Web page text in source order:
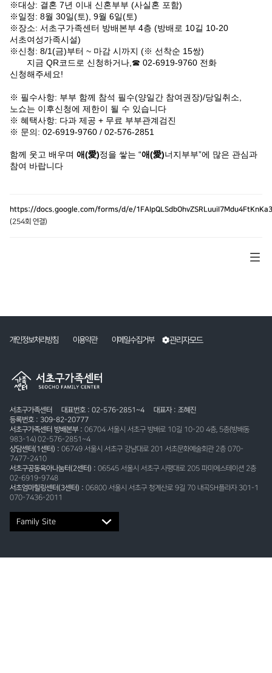
※대상: 결혼 7년 이내 신혼부부 (사실혼 포함)
※일정: 8월 30일(토), 9월 6일(토)
※장소: 서초구가족센터 방배본부 4층 (방배로 10길 10-20
서초여성가족시설)
※신청: 8/1(금)부터 ~ 마감 시까지 (※ 선착순 15쌍)
지금 QR코드로 신청하거나,☎ 02-6919-9760 전화
신청해주세요!
※ 필수사항: 부부 함께 참석 필수(양일간 참여권장)/당일취소,
노쇼는 이후신청에 제한이 될 수 있습니다
※ 혜택사항: 다과 제공 + 무료 부부관계검진
※ 문의: 02-6919-9760 / 02-576-2851
함께 웃고 배우며 애(愛)정을 쌓는 “애(愛)너지부부”에 많은 관심과
참여 바랍니다
https://docs.google.com/forms/d/e/
(254회 연결)
개인정보처리방침 이용약관 이메일수집거부 관리자모드
서초구가족센터 대표번호 : 02-576-2851~4
대표자 : 조혜진
등록번호 : 309-82-20777
서초구가족센터 방배본부 : 06704 서울시 서초구 방배로 10길 10-20 4층, 5층(방배동
983-14) 02-576-2851~4
상담센터(1센터) : 06749 서울시 서초구 강남대로 201 서초문화예술회관 2층 070-
7477-2410
서초구공동육아나눔터(2센터) : 06545 서울시 서초구 사평대로 205 파미에스테이션 2층
02-6919-9748
서초엄마힐링센터(3센터) : 06800 서울시 서초구 청계산로 9길 70 내곡SH플라자 301-1
070-7436-2011
Family Site